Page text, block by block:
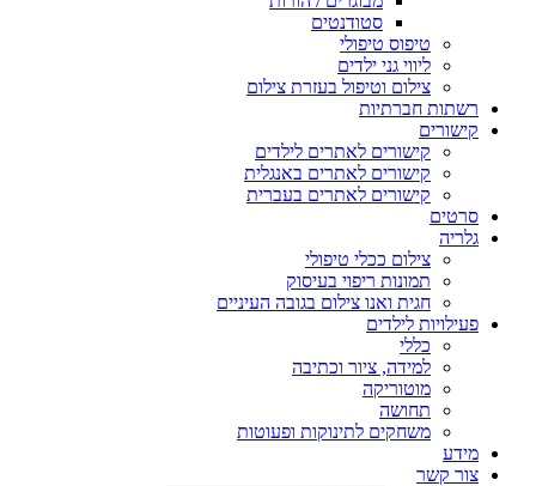
סטודנטים
טיפוס טיפולי
ליווי גני ילדים
צילום וטיפול בעזרת צילום
רשתות חברתיות
קישורים
קישורים לאתרים לילדים
קישורים לאתרים באנגלית
קישורים לאתרים בעברית
סרטים
גלריה
צילום ככלי טיפולי
תמונות ריפוי בעיסוק
חגית ואנו צילום בגובה העיניים
פעילויות לילדים
כללי
למידה, ציור וכתיבה
מוטוריקה
תחושה
משחקים לתינוקות ופעוטות
מידע
צור קשר